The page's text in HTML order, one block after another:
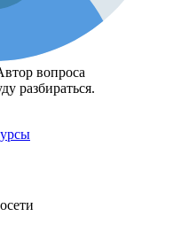
вопроса
разбираться.